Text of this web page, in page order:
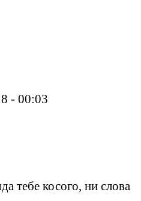
- 00:03
тебе косого, ни слова